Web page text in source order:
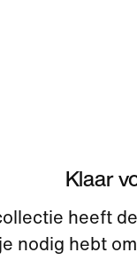
Klaar
heeft
nodig hebt